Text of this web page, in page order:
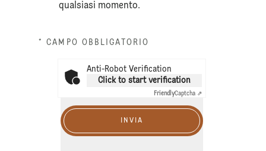
qualsiasi momento.
* CAMPO OBBLIGATORIO
Anti-Robot Verification
Click to start verification
FriendlyCaptcha ⇗
INVIA